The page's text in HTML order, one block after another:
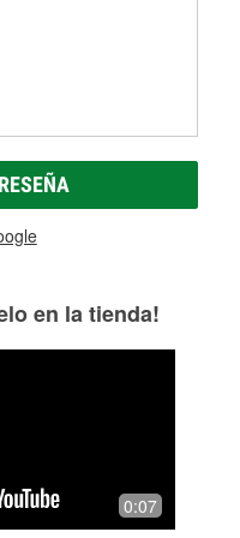
en la tienda!
0:07